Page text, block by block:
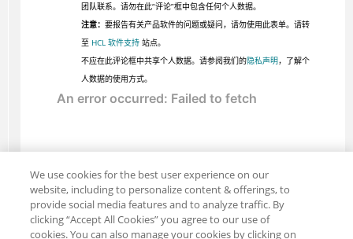
团队联系。请勿在此“评论”框中包含任何个人数据。
注意： 要报告有关产品软件的问题或疑问，请勿使用此表单。请转
至 HCL 软件支持站点。
不应在此评论框中共享个人数据。请参阅我们的隐私声明，了解个
人数据的使用方式。
We use cookies for the best user experience on our
website, including to personalize content & offerings, to
provide social media features and to analyze traffic. By
clicking “Accept All Cookies” you agree to our use of
cookies. You can also manage your cookies by clicking on